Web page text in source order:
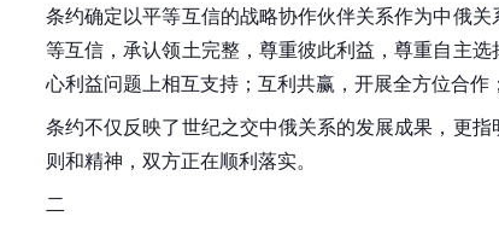
条约确定以平等互信的战略协作伙伴关系作为中俄
等互信，承认领土完整，尊重彼此利益，尊重自主
心利益问题上相互支持；互利共赢，开展全方位合作
条约不仅反映了世纪之交中俄关系的发展成果，更
则和精神，双方正在顺利落实。
二